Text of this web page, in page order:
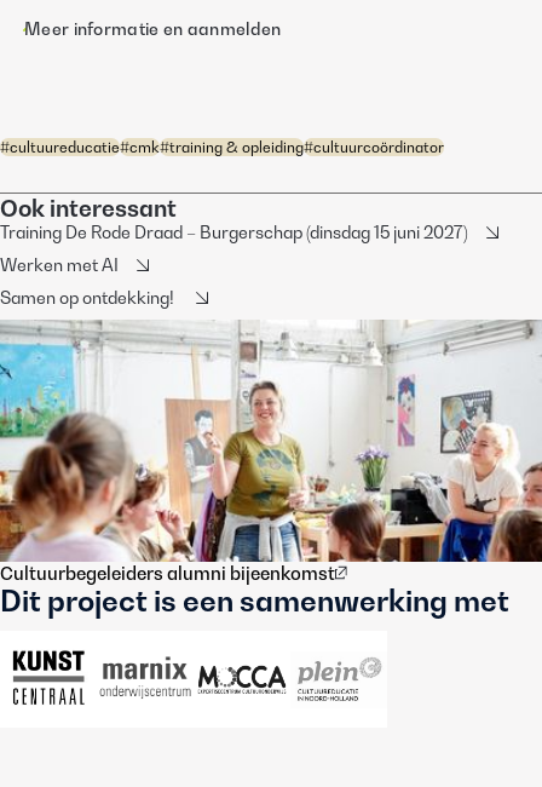
Meer informatie en aanmelden
#cultuureducatie#cmk#training & opleiding#cultuurcoördinator
Ook interessant
Training De Rode Draad – Burgerschap (dinsdag 15 juni 2027)
Werken met AI
Samen op ontdekking!
Cultuurbegeleiders alumni bijeenkomst
Dit project is een samenwerking met